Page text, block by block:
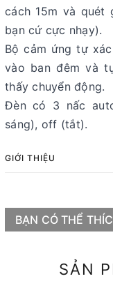
cách 15m và quét
bạn cứ cực nhạy).
Bộ cảm ứng tự
vào ban đêm và
thấy chuyển động.
Đèn có 3 nấc
sáng), off (tắt).
GIỚI THIỆU
BẠN CÓ THỂ
SẢN